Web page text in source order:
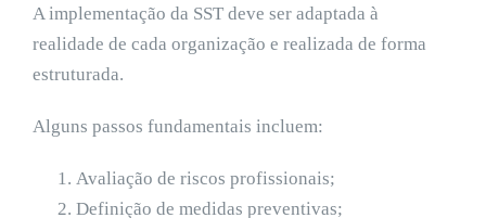
A implementação da SST deve ser adaptada à
realidade de cada organização e realizada de forma
estruturada.
Alguns passos fundamentais incluem:
Avaliação de riscos profissionais;
Definição de medidas preventivas;